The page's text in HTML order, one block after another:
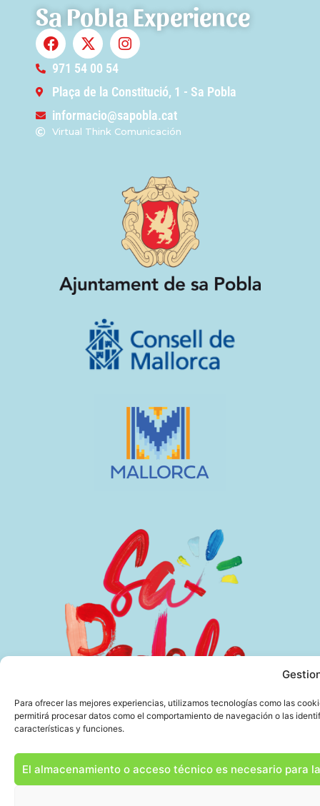
Para ofrecer las mejores experiencias, utilizamos tecnologías como las
permitirá procesar datos como el comportamiento de navegación o las
características y funciones.
El almacenamiento o acceso técnico es necesario para
Sa Pobla Experience
971 54 00 54
Plaça de la Constitució, 1 - Sa Pobla
informacio@sapobla.cat
Virtual Think Comunicación